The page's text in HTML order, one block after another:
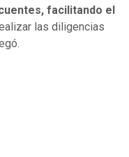
facilitando el
las diligencias